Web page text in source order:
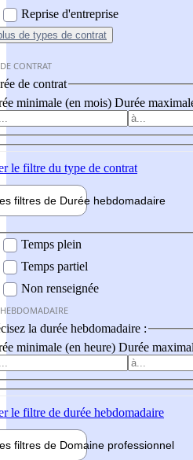
Reprise d'entreprise
de types de contrat
CONTRAT
de contrat
minimale (en mois) Durée
le filtre du type de contrat
filtres de Durée hebdomadaire
Temps plein
Temps partiel
Non renseignée
la durée hebdomadaire :
minimale (en heure) Durée
le filtre de durée hebdomadaire
filtres de Domaine professionnel